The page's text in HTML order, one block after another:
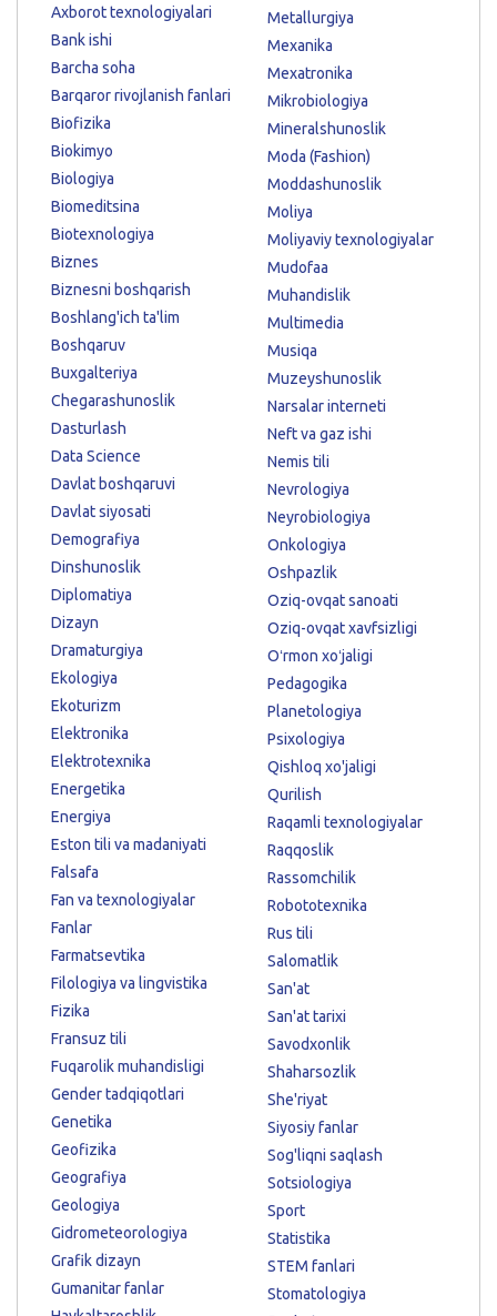
Axborot texnologiyalari
Bank ishi
Barcha soha
Barqaror rivojlanish fanlari
Biofizika
Biokimyo
Biologiya
Biomeditsina
Biotexnologiya
Biznes
Biznesni boshqarish
Boshlang'ich ta'lim
Boshqaruv
Buxgalteriya
Chegarashunoslik
Dasturlash
Data Science
Davlat boshqaruvi
Davlat siyosati
Demografiya
Dinshunoslik
Diplomatiya
Dizayn
Dramaturgiya
Ekologiya
Ekoturizm
Elektronika
Elektrotexnika
Energetika
Energiya
Eston tili va madaniyati
Falsafa
Fan va texnologiyalar
Fanlar
Farmatsevtika
Filologiya va lingvistika
Fizika
Fransuz tili
Fuqarolik muhandisligi
Gender tadqiqotlari
Genetika
Geofizika
Geografiya
Geologiya
Gidrometeorologiya
Grafik dizayn
Gumanitar fanlar
Metallurgiya
Mexanika
Mexatronika
Mikrobiologiya
Mineralshunoslik
Moda (Fashion)
Moddashunoslik
Moliya
Moliyaviy texnologiyalar
Mudofaa
Muhandislik
Multimedia
Musiqa
Muzeyshunoslik
Narsalar interneti
Neft va gaz ishi
Nemis tili
Nevrologiya
Neyrobiologiya
Onkologiya
Oshpazlik
Oziq-ovqat sanoati
Oziq-ovqat xavfsizligi
Oʻrmon xoʻjaligi
Pedagogika
Planetologiya
Psixologiya
Qishloq xo'jaligi
Qurilish
Raqamli texnologiyalar
Raqqoslik
Rassomchilik
Robototexnika
Rus tili
Salomatlik
San'at
San'at tarixi
Savodxonlik
Shaharsozlik
She'riyat
Siyosiy fanlar
Sog'liqni saqlash
Sotsiologiya
Sport
Statistika
STEM fanlari
Stomatologiya